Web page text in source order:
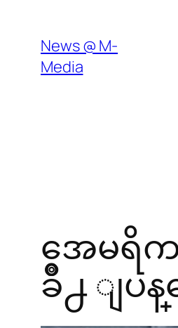
content
News @ M-
Media
အေမရိက
ခ်ိဳ႕ ျပ